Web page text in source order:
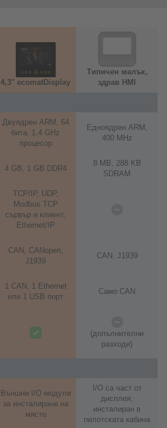
4,3" ecomatDisplay
Типичен малък,
здрав HMI
Двуядрен ARM, 64
бита, 1,4 GHz
процесор
Едноядрен ARM,
400 MHz
4 GB, 1 GB DDR4
8 MB, 288 KB
SDRAM
TCP/IP, UDP,
Modbus TCP
сървър и клиент,
Ethernet/IP
CAN, CANopen,
J1939
CAN, J1939
1 CAN, 1 Ethernet
или 1 USB порт
Само CAN
(допълнителни
разходи)
Външни I/O модули
за инсталиране на
място
I/O са част от
дисплея,
инсталиран в
пилотската кабина